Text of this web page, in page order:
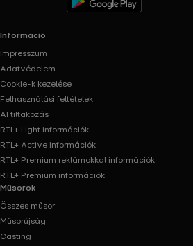
Információ
Impresszum
Adatvédelem
Cookie-k kezelése
Felhasználási feltételek
AI tiltakozás
RTL+ Light információk
RTL+ Active információk
RTL+ Premium reklámokkal információk
RTL+ Premium információk
Műsorok
Összes műsor
Műsorújság
Casting